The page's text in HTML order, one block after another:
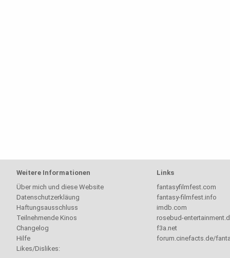
Weitere Informationen
Über mich und diese Website
Datenschutzerkläung
Haftungsausschluss
Teilnehmende Kinos
Changelog
Hilfe
Likes/Dislikes:
Links
fantasyfilmfest.com
fantasy-filmfest.info
imdb.com
rosebud-
f3a.net
forum.cinefacts.de/